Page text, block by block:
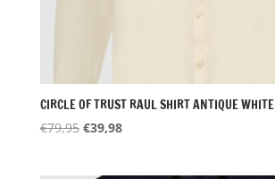
CIRCLE OF TRUST RAUL SHIRT ANTIQUE WHITE
€79,95 Oorspronkelijke
€39,98Huidige